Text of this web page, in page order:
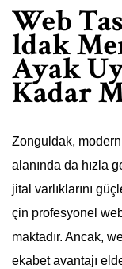
Web
ldak
Ayak
Kadar
Zonguldak,
alanında da hızla
jital varlıklarını
çin profesyonel
maktadır. Ancak,
ekabet avantajı